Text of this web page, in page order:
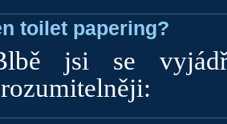
toilet papering?
jsi se